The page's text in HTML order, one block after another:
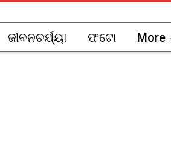
ଜୀବନଚର୍ଯ୍ୟା ଫଟୋ More